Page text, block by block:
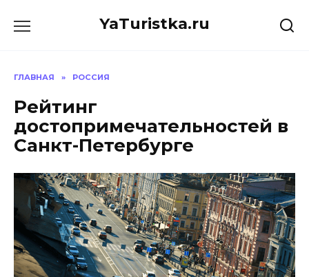
YaTuristka.ru
ГЛАВНАЯ » РОССИЯ
Рейтинг
достопримечательностей в
Санкт-Петербурге